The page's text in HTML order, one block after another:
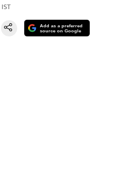
IST
Add as a preferred
source on Google